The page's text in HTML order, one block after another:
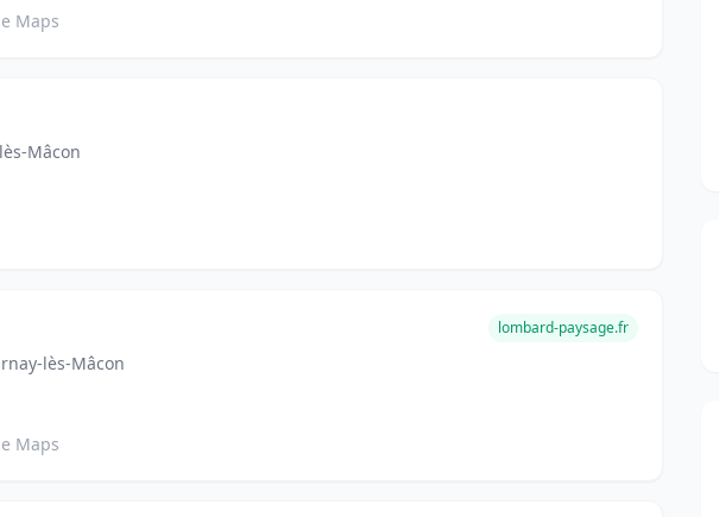
Maps
Mâcon
lès-Mâcon
lombard-paysage.fr
Maps